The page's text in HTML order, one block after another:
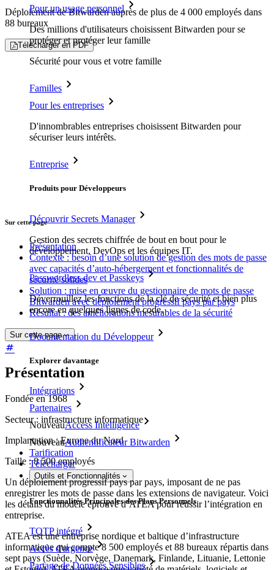
Pour un usage personnel
Des millions d'utilisateurs choisissent Bitwarden pour se
protéger et protéger leur famille
Sécurité pour vous et votre famille
Familles
Pour les entreprises
D'innombrables entreprises choisissent Bitwarden pour
sécuriser leurs intérêts.
Entreprise
Produits pour Développeurs
Découvrir Secrets Manager
Gestion des secrets chiffrée de bout en bout pour le
développement, DevOps et les équipes IT.
Passwordless.dev et Passkeys
Déverrouillez les fonctions de la clé de sécurité et bien plus
encore en quelques lignes de code.
Documentation du Développeur
Explorer davantage
Intégrations
Partenaires
NouveauAccess Intelligence
NouveauAuthentificateur Bitwarden
Tarification
Télécharger
Outils et Fonctionnalités
Fonctionnalités Principales des Plans Personnels
TOTP intégré
Accès d'urgence
Partage de Données Sensibles
Déploiement de Bitwarden auprès de plus de 4 000 employés dans
88 bureaux
Télécharger en PDF
Sur cette page
Présentation
Contexte : besoin d’une solution de gestion des mots de passe
avec capacités d’auto-hébergement et fonctionnalités de
sécurité solides
Solution : mise en œuvre du gestionnaire de mots de passe
Bitwarden avec déploiement progressif pays par pays
Résultat : des améliorations mesurables de la sécurité
Sur cette page
Présentation
Fondée en 1968
Secteur : infrastructure informatique
Implantation : Europe du Nord
Taille : 8 500 employés
Un déploiement progressif pays par pays, imposant de ne pas
enregistrer les mots de passe dans les extensions de navigateur. Voici
les détails du modèle éprouvé d’ATEA pour réussir l’intégration en
entreprise.
ATEA est une entreprise nordique et baltique d’infrastructure
informatique qui compte 8 500 employés et 88 bureaux répartis dans
sept pays (Suède, Norvège, Danemark, Finlande, Lituanie, Lettonie